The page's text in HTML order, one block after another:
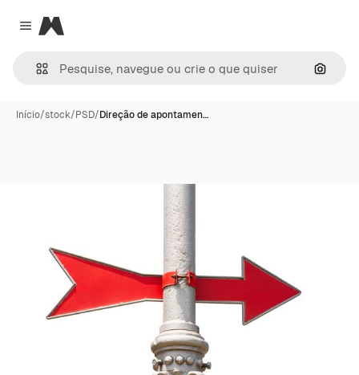
Close menu
Magnific
Início/stock/PSD/Direção de apontamen…